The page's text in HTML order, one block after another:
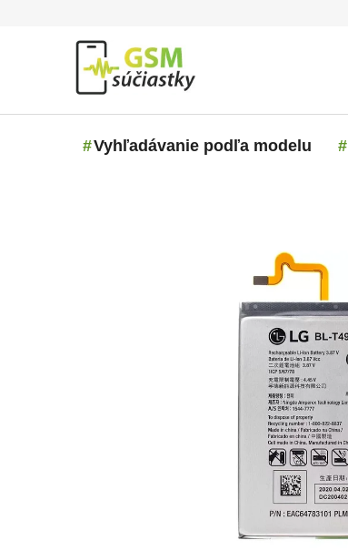
Vyhľadávanie podľa modelu